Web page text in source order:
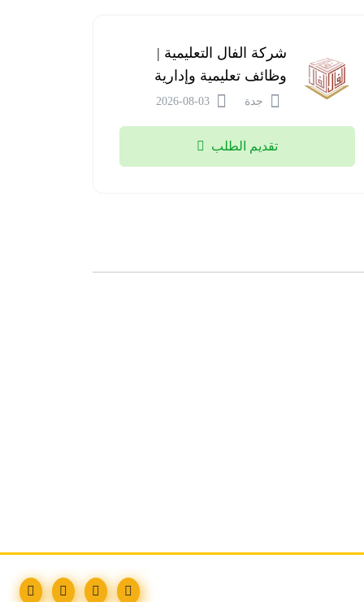
شركة الفال التعليمية |
وظائف تعليمية وإدارية
جدة
تقديم الطلب